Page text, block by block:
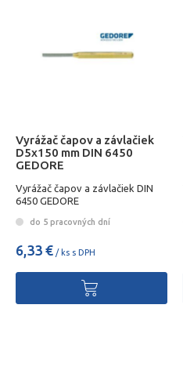
Vyrážač čapov a závlačiek
D5x150 mm DIN 6450
GEDORE
Vyrážač čapov a závlačiek DIN
6450 GEDORE
do 5 pracovných dní
6,33 € / ks s DPH